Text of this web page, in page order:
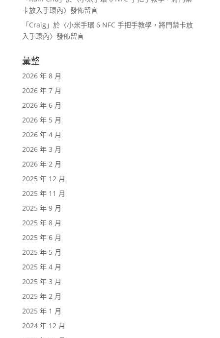
卡放入手環內〉發佈留言
「Craig」於〈小米手環 6 NFC 手把手教學，將門禁卡放
入手環內〉發佈留言
彙整
2026 年 8 月
2026 年 7 月
2026 年 6 月
2026 年 5 月
2026 年 4 月
2026 年 3 月
2026 年 2 月
2025 年 12 月
2025 年 11 月
2025 年 9 月
2025 年 8 月
2025 年 6 月
2025 年 5 月
2025 年 4 月
2025 年 3 月
2025 年 2 月
2025 年 1 月
2024 年 12 月